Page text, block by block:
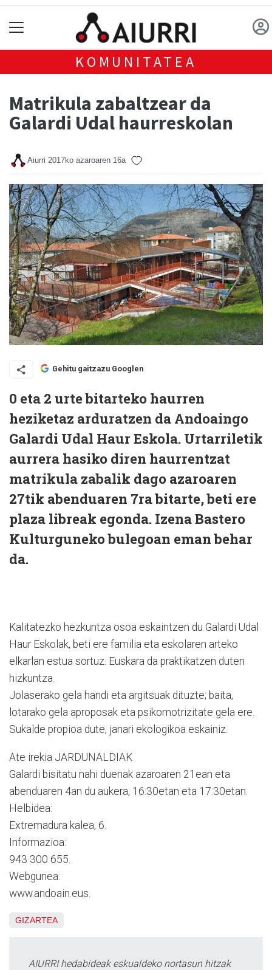
KOMUNITATEA
Matrikula zabaltzear da
Galardi Udal haurreskolan
Aiurri 2017ko azaroaren 16a
Gehitu gaitzazu Googlen
0 eta 2 urte bitarteko haurren
heziketaz arduratzen da Andoaingo
Galardi Udal Haur Eskola. Urtarriletik
aurrera hasiko diren haurrentzat
matrikula zabalik dago azaroaren
27tik abenduaren 7ra bitarte, beti ere
plaza libreak egonda. Izena Bastero
Kulturguneko bulegoan eman behar
da.
Kalitatezko hezkuntza osoa eskaintzen du Galardi Udal
Haur Eskolak, beti ere familia eta eskolaren arteko
elkarlan estua sortuz. Euskara da praktikatzen duten
hizkuntza.
Jolaserako gela handi eta argitsuak dituzte; baita,
lotarako gela aproposak eta psikomotrizitate gela ere.
Sukalde propioa dute, janari ekologikoa eskainiz.
Ate irekia JARDUNALDIAK
Galardi bisitatu nahi duenak azaroaren 21ean eta
abenduaren 4an du aukera, 16:30etan eta 17:30etan.
Helbidea:
Extremadura kalea, 6.
Informazioa:
943 300 655.
Webgunea:
www.andoain.eus.
GIZARTEA
AIURRI hedabideak eskualdeko nortasun hitzak